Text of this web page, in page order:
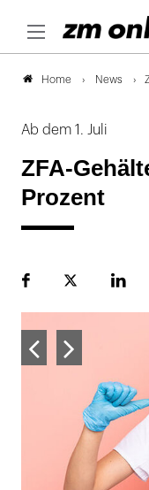
Home News
Ab dem 1. Juli
ZFA-
Prozent
FacebookPlattform